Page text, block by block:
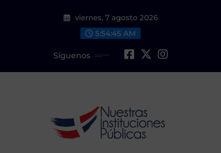
viernes, 7 agosto 2026
5:54:46 AM
Síguenos